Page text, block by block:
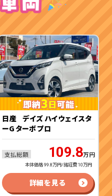
日産
デイズ ハイウェイスタ
ーG ターボ プロ
支払総額 109.8万円
本体価格 99.8万円/諸経費 10万円
詳細を見る